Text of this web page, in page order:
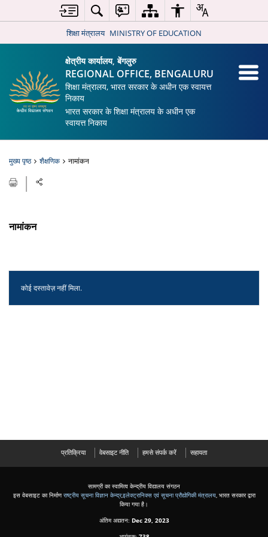
शिक्षा मंत्रालय MINISTRY OF EDUCATION
क्षेत्रीय कार्यालय, बेंगलुरु
REGIONAL OFFICE, BENGALURU
शिक्षा मंत्रालय, भारत सरकार के अधीन एक स्वायत्त
निकाय
भारत सरकार के शिक्षा मंत्रालय के अधीन एक
स्वायत्त निकाय
मुख्य पृष्ठ शैक्षणिक नामांकन
नामांकन
कोई दस्तावेज़ नहीं मिला.
प्रतिक्रिया वेबसाइट नीति हमसे संपर्क करें सहायता
सामग्री का स्वामित्व केन्द्रीय विद्यालय संगठन
इस वेबसाइट का निर्माणराष्ट्रीय सूचना विज्ञान केन्द्र,इलेक्ट्रानिक्स एवं सूचना प्रौद्योगिकी मंत्रालय, भारत सरकार द्वारा
किया गया है।
अंतिम अद्यतन: Dec 29, 2023